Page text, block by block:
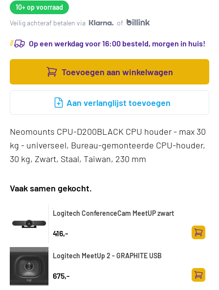
10+op voorraad
Veilig achteraf betalen via
of
Op een werkdag voor 16:00 besteld, morgen in huis!
Toevoegen aan winkelwagen
Aan verlanglijst toevoegen
Neomounts CPU-D200BLACK CPU houder - max 30
kg - universeel, Bureau-gemonteerde CPU-houder,
30 kg, Zwart, Staal, Taiwan, 230 mm
Vaak samen gekocht.
Logitech ConferenceCam MeetUP zwart
416,-
Logitech MeetUp 2 - GRAPHITE USB
675,-